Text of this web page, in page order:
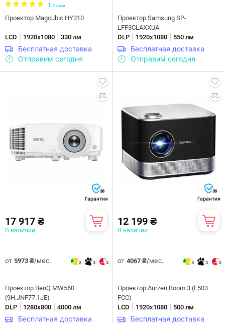
1 Отзыв
Проектор Magcubic HY310
LCD 1920х1080 330 лм
Бесплатная доставка
Отправим сегодня
Проектор Samsung SP-
LFF3CLAXXUA
DLP
1920х1080 550 лм
Бесплатная доставка
Отправим сегодня
36
Гарантия
17 917 ₴
В наличии
от 5973 ₴/мес. 2 3 3
Проектор BenQ MW560
(9H.JNF77.1JE)
DLP
1280х800 4000 лм
Бесплатная доставка
36
Гарантия
12 199 ₴
В наличии
от 4067 ₴/мес. 3 3 3
Проектор Aurzen Boom 3 (F503
FCC)
LCD
1920х1080 500 лм
Бесплатная доставка